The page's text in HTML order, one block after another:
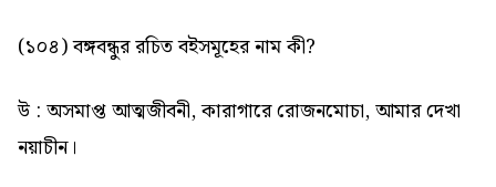
(১০৪) বঙ্গবন্ধুর রচিত বইসমূহের নাম কী?
উ : অসমাপ্ত আত্মজীবনী, কারাগারে রোজনমোচা, আমার দেখা
নয়াচীন।